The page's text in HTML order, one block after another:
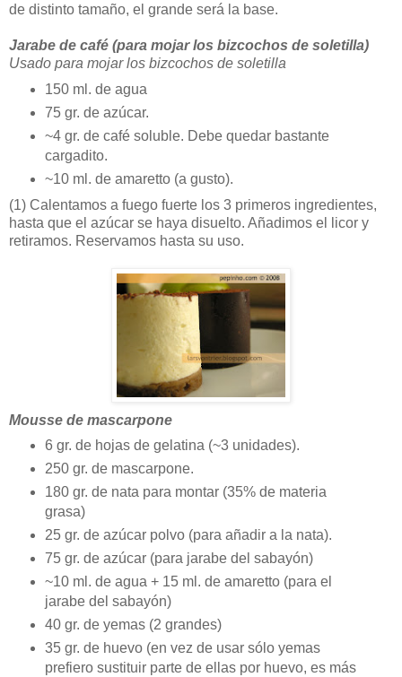
de distinto tamaño, el grande será la base.
Jarabe de café (para mojar los bizcochos de soletilla)
Usado para mojar los bizcochos de soletilla
150 ml. de agua
75 gr. de azúcar.
~4 gr. de café soluble. Debe quedar bastante
cargadito.
~10 ml. de amaretto (a gusto).
(1) Calentamos a fuego fuerte los 3 primeros ingredientes,
hasta que el azúcar se haya disuelto. Añadimos el licor y
retiramos. Reservamos hasta su uso.
Mousse de mascarpone
6 gr. de hojas de gelatina (~3 unidades).
250 gr. de mascarpone.
180 gr. de nata para montar (35% de materia
grasa)
25 gr. de azúcar polvo (para añadir a la nata).
75 gr. de azúcar (para jarabe del sabayón)
~10 ml. de agua + 15 ml. de amaretto (para el
jarabe del sabayón)
40 gr. de yemas (2 grandes)
35 gr. de huevo (en vez de usar sólo yemas
prefiero sustituir parte de ellas por huevo, es más